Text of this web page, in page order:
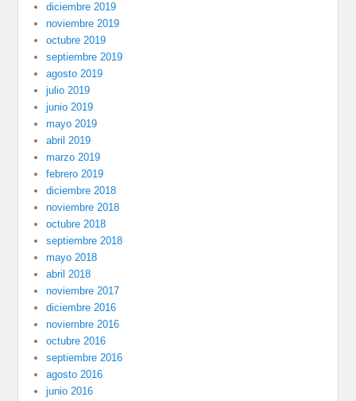
diciembre 2019
noviembre 2019
octubre 2019
septiembre 2019
agosto 2019
julio 2019
junio 2019
mayo 2019
abril 2019
marzo 2019
febrero 2019
diciembre 2018
noviembre 2018
octubre 2018
septiembre 2018
mayo 2018
abril 2018
noviembre 2017
diciembre 2016
noviembre 2016
octubre 2016
septiembre 2016
agosto 2016
junio 2016